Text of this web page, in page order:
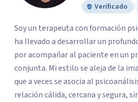
Verificado
Soy un terapeuta con formación
ha llevado a desarrollar un
por acompañar al paciente en un
conjunta. Mi estilo se aleja de la
que a veces se asocia al
relación cálida, cercana y segura,